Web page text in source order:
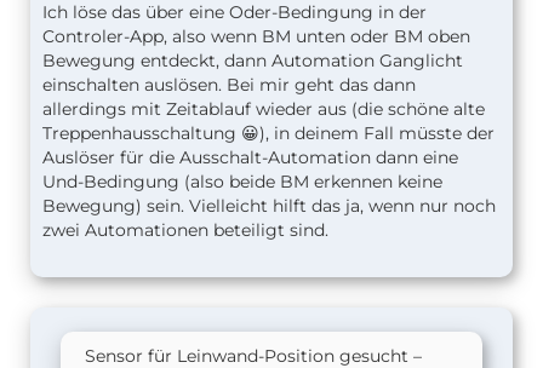
Ich löse das über eine Oder-Bedingung in der
Controler-App, also wenn BM unten oder BM oben
Bewegung entdeckt, dann Automation Ganglicht
einschalten auslösen. Bei mir geht das dann
allerdings mit Zeitablauf wieder aus (die schöne alte
Treppenhausschaltung 😀), in deinem Fall müsste der
Auslöser für die Ausschalt-Automation dann eine
Und-Bedingung (also beide BM erkennen keine
Bewegung) sein. Vielleicht hilft das ja, wenn nur noch
zwei Automationen beteiligt sind.
Sensor für Leinwand-Position gesucht –